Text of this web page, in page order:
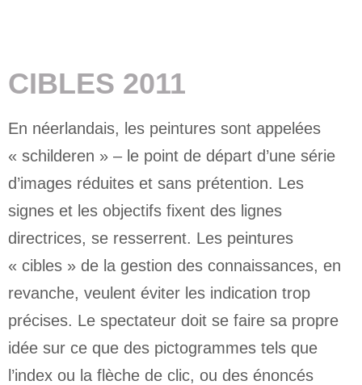
CIBLES 2011
En néerlandais, les peintures sont appelées
« schilderen » – le point de départ d’une série
d’images réduites et sans prétention. Les
signes et les objectifs fixent des lignes
directrices, se resserrent. Les peintures
« cibles » de la gestion des connaissances, en
revanche, veulent éviter les indication trop
précises. Le spectateur doit se faire sa propre
idée sur ce que des pictogrammes tels que
l’index ou la flèche de clic, ou des énoncés